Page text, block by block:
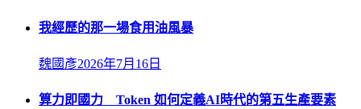
我經歷的那一場食用油風暴
魏國彥2026年7月16日
算力即國力 Token 如何定義AI時代的第五生產要素